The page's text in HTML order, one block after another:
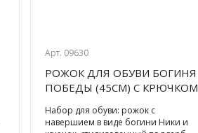
Арт. 09630
РОЖОК ДЛЯ ОБУВИ БОГИНЯ
ПОБЕДЫ (45СМ) С КРЮЧКОМ
Набор для обуви: рожок с
навершием в виде богини Ники и